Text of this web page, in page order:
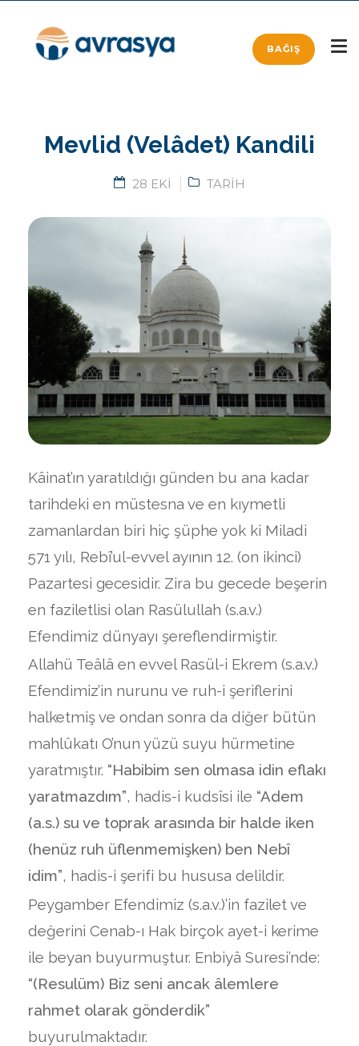
BAĞIŞ
Mevlid (Velâdet) Kandili
28 EKI TARIH
Kâinat’ın yaratıldığı günden bu ana kadar
tarihdeki en müstesna ve en kıymetli
zamanlardan biri hiç şüphe yok ki Miladi
571 yılı, Rebî’ul-evvel ayının 12. (on ikinci)
Pazartesi gecesidir. Zira bu gecede beşerin
en faziletlisi olan Rasülullah (s.a.v.)
Efendimiz dünyayı şereflendirmiştir.
Allahü Teâlâ en evvel Rasül-i Ekrem (s.a.v.)
Efendimiz’in nurunu ve ruh-i şeriflerini
halketmiş ve ondan sonra da diğer bütün
mahlûkatı O’nun yüzü suyu hürmetine
yaratmıştır. “Habibim sen olmasa idin eflakı
yaratmazdım”, hadis-i kudsîsi ile “Adem
(a.s.) su ve toprak arasında bir halde iken
(henüz ruh üflenmemişken) ben Nebî
idim”, hadis-i şerifi bu hususa delildir.
Peygamber Efendimiz (s.a.v.)’in fazilet ve
değerini Cenab-ı Hak birçok ayet-i kerime
ile beyan buyurmuştur. Enbiyâ Suresi’nde:
“(Resulüm) Biz seni ancak âlemlere
rahmet olarak gönderdik”
buyurulmaktadır.